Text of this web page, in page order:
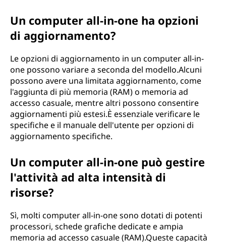
Un computer all-in-one ha opzioni
di aggiornamento?
Le opzioni di aggiornamento in un computer all-in-
one possono variare a seconda del modello.Alcuni
possono avere una limitata aggiornamento, come
l'aggiunta di più memoria (RAM) o memoria ad
accesso casuale, mentre altri possono consentire
aggiornamenti più estesi.È essenziale verificare le
specifiche e il manuale dell'utente per opzioni di
aggiornamento specifiche.
Un computer all-in-one può gestire
l'attività ad alta intensità di
risorse?
Sì, molti computer all-in-one sono dotati di potenti
processori, schede grafiche dedicate e ampia
memoria ad accesso casuale (RAM).Queste capacità